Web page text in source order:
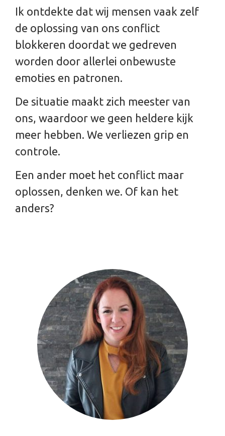
Ik ontdekte dat wij mensen vaak zelf
de oplossing van ons conflict
blokkeren doordat we gedreven
worden door allerlei onbewuste
emoties en patronen.
De situatie maakt zich meester van
ons, waardoor we geen heldere kijk
meer hebben. We verliezen grip en
controle.
Een ander moet het conflict maar
oplossen, denken we. Of kan het
anders?